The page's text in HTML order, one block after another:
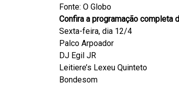
Fonte: O Globo
Confira a programação completa
Sexta-feira, dia 12/4
Palco Arpoador
DJ Egil JR
Leitiere’s Lexeu Quinteto
Bondesom